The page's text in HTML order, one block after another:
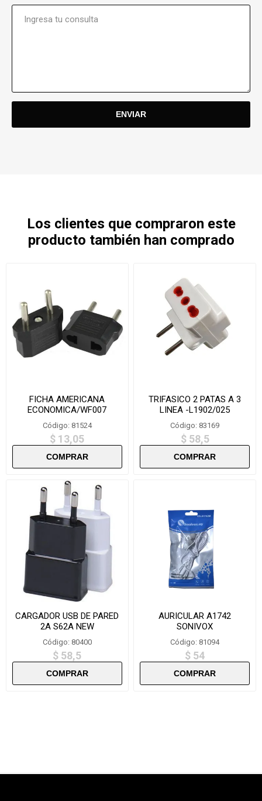
Los clientes que compraron este
producto también han comprado
FICHA AMERICANA
ECONOMICA/WF007
Código: 81524
$ 13,05
TRIFASICO 2 PATAS A 3
LINEA -L1902/025
Código: 83169
$ 58,5
CARGADOR USB DE PARED
2A S62A NEW
Código: 80400
$ 58,5
AURICULAR A1742
SONIVOX
Código: 81094
$ 54